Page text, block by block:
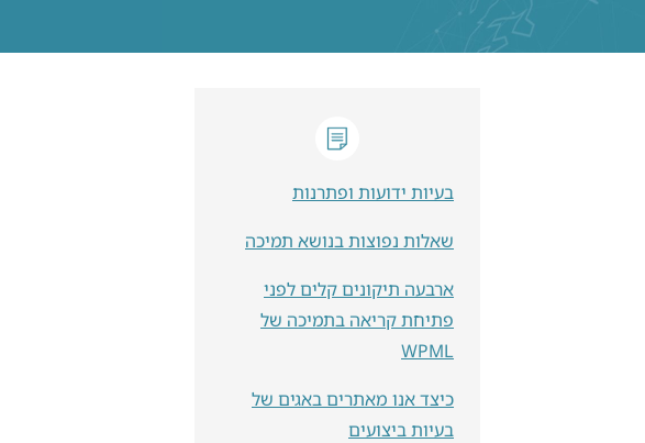
בעיות ידועות ופתרנות
שאלות נפוצות בנושא תמיכה
ארבעה תיקונים קלים לפני
פתיחת קריאה בתמיכה של
WPML
כיצד אנו מאתרים באגים של
בעיות ביצועים